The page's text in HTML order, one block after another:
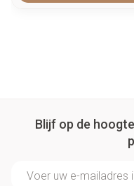
Blijf op de